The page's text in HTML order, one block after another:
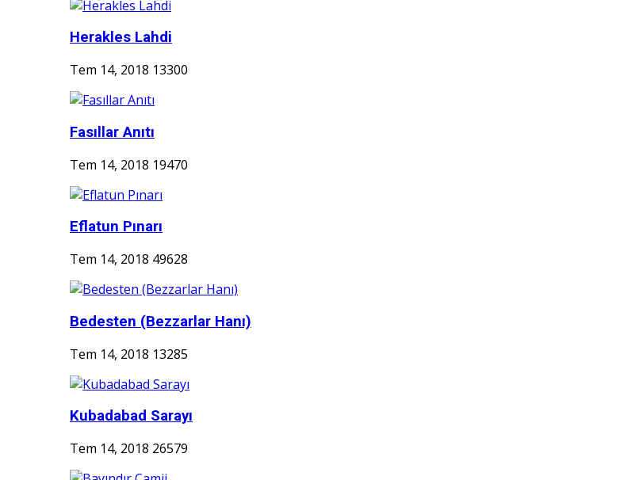
Herakles Lahdi
Tem 14, 2018 13300
Fasıllar Anıtı
Tem 14, 2018 19470
Eflatun Pınarı
Tem 14, 2018 49628
Bedesten (Bezzarlar Hanı)
Tem 14, 2018 13285
Kubadabad Sarayı
Tem 14, 2018 26579